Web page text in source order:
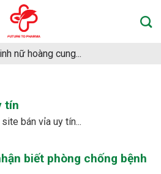
nữ hoàng cung...
tín
bán vỉa uy tín...
biết phòng chống bệnh